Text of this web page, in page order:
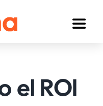
Toggle
el ROI